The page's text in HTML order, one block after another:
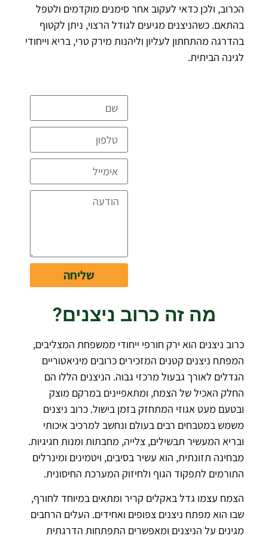
הכרוב, ולכן כדאי לעקוב אחר סימנים מוקדמים ולטפל
בהתאם. כשהניצנים מגיעים לגודל הרצוי, ניתן לקטוף
בהדרגה מהתחתון לעליון וליהנות מירק טרי, בריא וייחודי
לגינה הביתית.
שליחה
מה זה כרוב ניצנים?
כרוב ניצנים הוא ירק חורפי ייחודי ממשפחת המצליבים,
המפתח ניצנים קטנים המזכירים כרובים מיניאטוריים
הגדלים לאורך גבעול מרכזי גבוה. הניצנים הללו הם
החלק האכיל של הצמח, ומתאפיינים במרקם מוצק
ובטעם מעט אגוזי המתחזק בזמן בישול. כרוב ניצנים
משמש במטבחים רבים בעולם ונחשב למרכיב איכותי
ובריא המעשיר תבשילים, צלייה, מחבתות ומנות חגיגיות.
מבחינה תזונתית, הוא עשיר בסיבים, ויטמינים ומינרלים
התורמים לתפקוד הגוף ולחיזוק המערכת החיסונית.
הצמח עצמו גדל באקלים קריר ומתאים במיוחד לחורף,
שבו הוא מפתח ניצנים צפופים ואחידים. העלים הרחבים
מגינים על הניצנים ומאפשרים התפתחות הדרגתית